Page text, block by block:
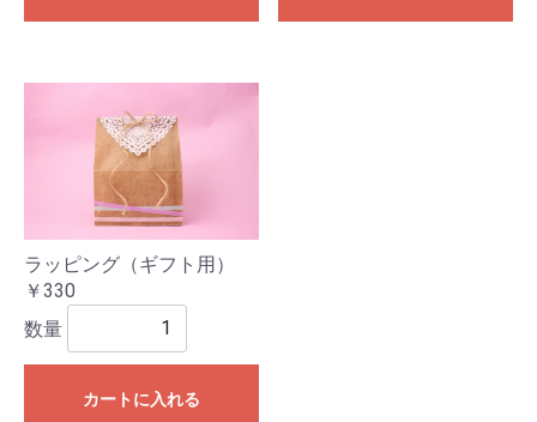
ラッピング（ギフト用）
￥330
数量
カートに入れる